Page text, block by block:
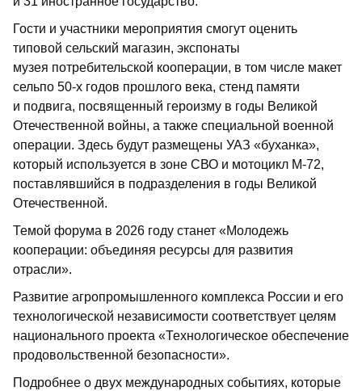
Гости и участники мероприятия смогут оценить
типовой сельский магазин, экспонаты
музея потребительской кооперации, в том числе макет
сельпо 50-х годов прошлого века, стенд памяти
и подвига, посвященный героизму в годы Великой
Отечественной войны, а также специальной военной
операции. Здесь будут размещены УАЗ «буханка»,
который используется в зоне СВО и мотоцикл М-72,
поставлявшийся в подразделения в годы Великой
Отечественной.
Темой форума в 2026 году станет «Молодежь
кооперации: объединяя ресурсы для развития
отрасли».
Развитие агропромышленного комплекса России и его
технологической независимости соответствует целям
национального проекта «Технологическое обеспечение
продовольственной безопасности».
Подробнее о двух международных событиях, которые